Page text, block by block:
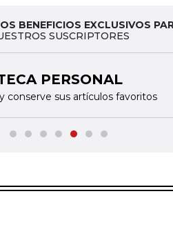
BENEFICIOS EXCLUSIVOS
SUSCRIPTORES
PERSONAL
conserve sus artículos favoritos